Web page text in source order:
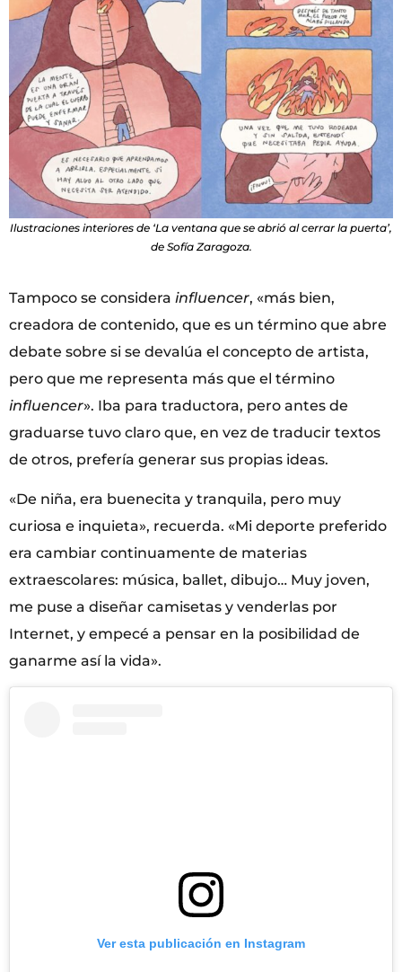
Ilustraciones interiores de ‘La ventana que se abrió al cerrar la puerta’,
de Sofía Zaragoza.
Tampoco se considera influencer, «más bien,
creadora de contenido, que es un término que abre
debate sobre si se devalúa el concepto de artista,
pero que me representa más que el término
influencer». Iba para traductora, pero antes de
graduarse tuvo claro que, en vez de traducir textos
de otros, prefería generar sus propias ideas.
«De niña, era buenecita y tranquila, pero muy
curiosa e inquieta», recuerda. «Mi deporte preferido
era cambiar continuamente de materias
extraescolares: música, ballet, dibujo… Muy joven,
me puse a diseñar camisetas y venderlas por
Internet, y empecé a pensar en la posibilidad de
ganarme así la vida».
Ver esta publicación en Instagram